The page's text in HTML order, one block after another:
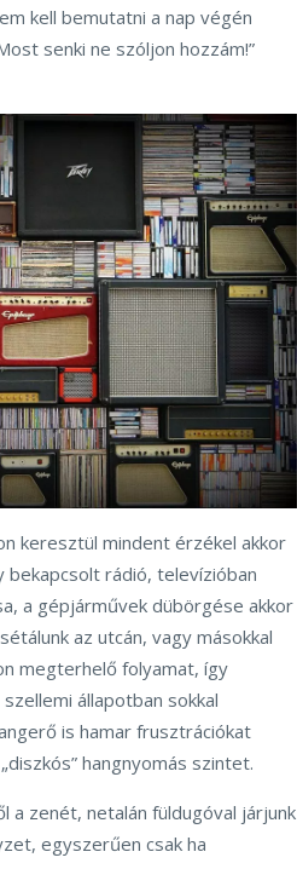
kell bemutatni a nap végén
senki ne szóljon hozzám!”
keresztül mindent érzékel akkor
bekapcsolt rádió, televízióban
a gépjárművek dübörgése akkor
az utcán, vagy másokkal
megterhelő folyamat, így
állapotban sokkal
is hamar frusztrációkat
hangnyomás szintet.
a zenét, netalán füldugóval járjunk
egyszerűen csak ha